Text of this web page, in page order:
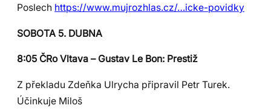
Poslech https://www.mujrozhlas.cz/…icke-povidky
SOBOTA 5. DUBNA
8:05 ČRo Vltava – Gustav Le Bon: Prestiž
Z překladu Zdeňka Ulrycha připravil Petr Turek.
Účinkuje Miloš